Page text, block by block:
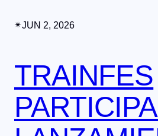
✴︎JUN 2, 2026
TRAINFES